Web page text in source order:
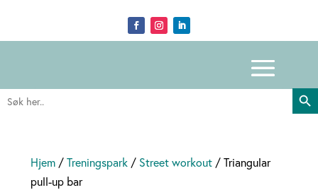
Search
for:
Search
Hjem/Treningspark/ Street workout/ Triangular
pull-up bar